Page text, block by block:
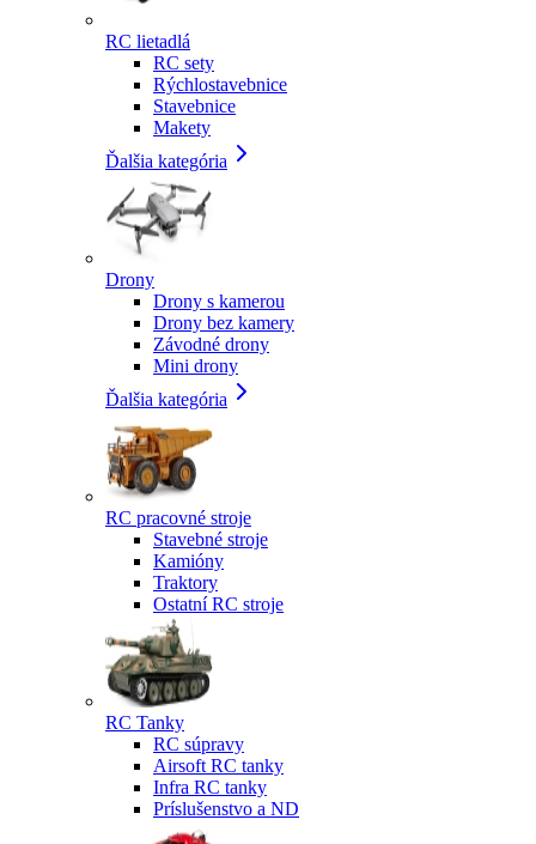
RC lietadlá
RC sety
Rýchlostavebnice
Stavebnice
Makety
Ďalšia kategória
Drony
Drony s kamerou
Drony bez kamery
Závodné drony
Mini drony
Ďalšia kategória
RC pracovné stroje
Stavebné stroje
Kamióny
Traktory
Ostatní RC stroje
RC Tanky
RC súpravy
Airsoft RC tanky
Infra RC tanky
Príslušenstvo a ND